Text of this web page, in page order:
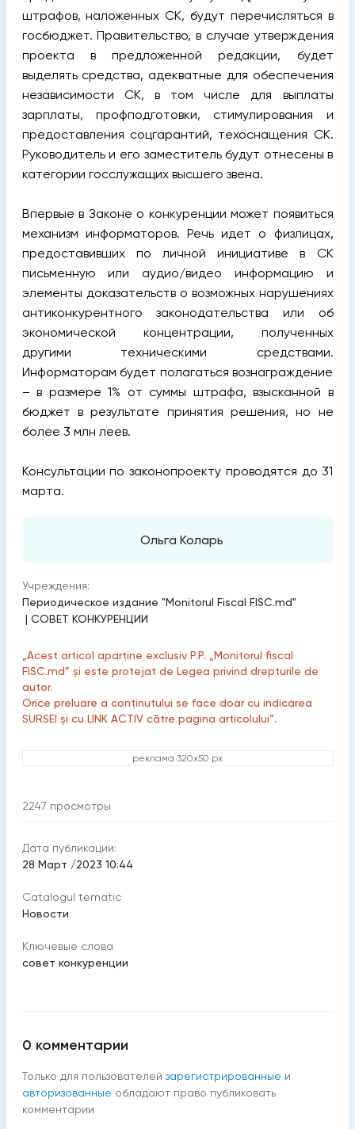
штрафов, наложенных СК, будут перечисляться в
госбюджет. Правительство, в случае утверждения
проекта в предложенной редакции, будет
выделять средства, адекватные для обеспечения
независимости СК, в том числе для выплаты
зарплаты, профподготовки, стимулирования и
предоставления соцгарантий, техоснащения СК.
Руководитель и его заместитель будут отнесены в
категории госслужащих высшего звена.
Впервые в Законе о конкуренции может появиться
механизм информаторов. Речь идет о физлицах,
предоставивших по личной инициативе в СК
письменную или аудио/видео информацию и
элементы доказательств о возможных нарушениях
антиконкурентного законодательства или об
экономической концентрации, полученных
другими техническими средствами.
Информаторам будет полагаться вознаграждение
– в размере 1% от суммы штрафа, взысканной в
бюджет в результате принятия решения, но не
более 3 млн леев.
Консультации по законопроекту проводятся до 31
марта.
Ольга Коларь
Учреждения:
Периодическое издание "Monitorul Fiscal FISC.md"
| СОВЕТ КОНКУРЕНЦИИ
„Acest articol aparține exclusiv P.P. „Monitorul fiscal
FISC.md” și este protejat de Legea privind drepturile de
autor.
Orice preluare a conținutului se face doar cu indicarea
SURSEI și cu LINK ACTIV către pagina articolului”.
реклама 320x50 px
2247 просмотры
Дата публикации:
28 Март /2023 10:44
Catalogul tematic
Новости
Ключевые слова
совет конкуренции
0 комментарии
Только для пользователей зарегистрированные и
авторизованные обладают право публиковать
комментарии